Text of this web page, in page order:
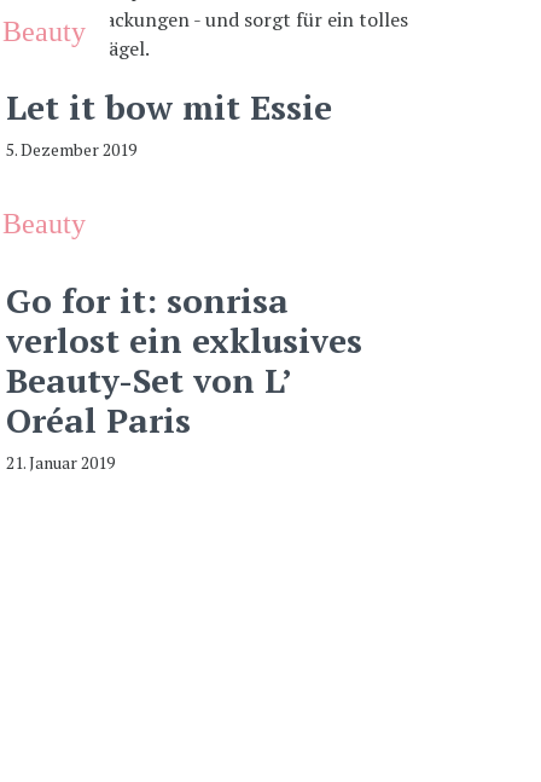
Beauty
Let it bow mit Essie
5. Dezember 2019
Beauty
Go for it: sonrisa
verlost ein exklusives
Beauty-Set von L’
Oréal Paris
21. Januar 2019